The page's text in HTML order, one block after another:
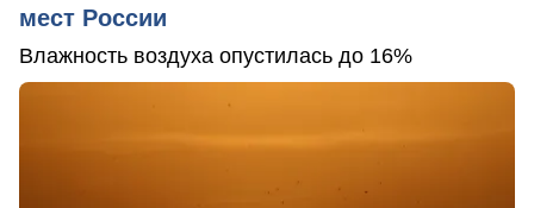
мест России
Влажность воздуха опустилась до 16%